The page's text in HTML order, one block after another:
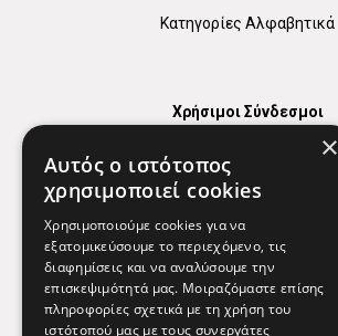
Κατηγορίες Αλφαβητικά
Χρήσιμοι Σύνδεσμοι
Χρήσιμα Τηλέφωνα
Εφημερεύοντα Φαρμακεία
Απόρρητο
×
Αυτός ο ιστότοπος
χρησιμοποιεί cookies
Χρησιμοποιούμε cookies για να
εξατομικεύσουμε το περιεχόμενο, τις
διαφημίσεις και να αναλύσουμε την
επισκεψιμότητά μας. Μοιραζόμαστε επίσης
πληροφορίες σχετικά με τη χρήση του
ιστότοπού μας με τους συνεργάτες